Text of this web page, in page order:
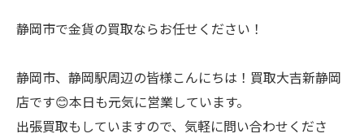
静岡市で金貨の買取ならお任せください！
静岡市、静岡駅周辺の皆様こんにちは！買取大吉新静岡
店です😊本日も元気に営業しています。
出張買取もしていますので、気軽に問い合わせくださ